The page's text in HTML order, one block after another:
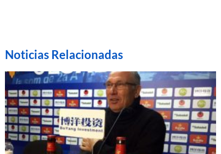
Noticias Relacionadas